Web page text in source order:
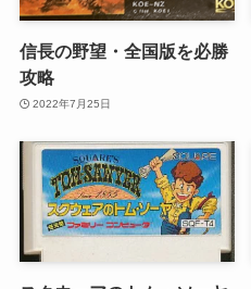
信長の野望・全国版を必勝
攻略
2022年7月25日